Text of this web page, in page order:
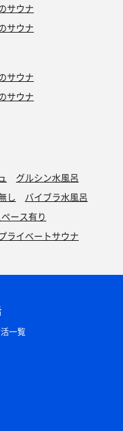
サウナ
サウナ
サウナ
サウナ
グルシン水風呂
し
バイブラ水風呂
ース有り
ライベートサウナ
一覧